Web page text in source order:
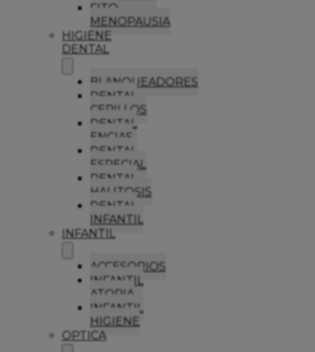
FITO
MENOPAUSIA
HIGIENE
DENTAL
BLANQUEADORES
DENTAL
CEPILLOS
DENTAL
ENCIAS
DENTAL
ESPECIAL
DENTAL
HALITOSIS
DENTAL
INFANTIL
INFANTIL
ACCESORIOS
INFANTIL
ATOPIA
INFANTIL
HIGIENE
OPTICA